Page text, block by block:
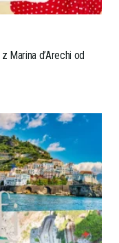
Marina d’Arechi od